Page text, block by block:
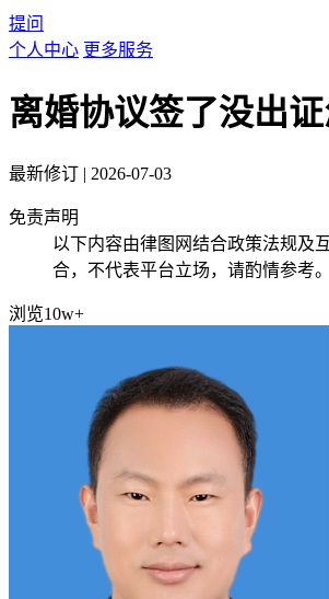
提问
个人中心 更多服务
离婚协议签了没出
最新修订 | 2026-07-03
免责声明
以下内容由律图网结合政策法规及
合，不代表平台立场，请酌情参考。
浏览10w+